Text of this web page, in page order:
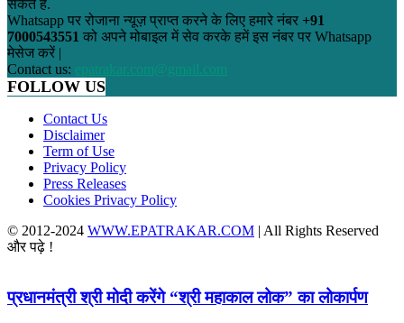
सकते है.
Whatsapp पर रोजाना न्यूज़ प्राप्त करने के लिए हमारे नंबर +91
7000543551 को अपने मोबाइल में सेव करके हमें इस नंबर पर Whatsapp
मेसेज करें |
Contact us: epatrakar.com@gmail.com
FOLLOW US
Contact Us
Disclaimer
Term of Use
Privacy Policy
Press Releases
Cookies Privacy Policy
© 2012-2024 WWW.EPATRAKAR.COM | All Rights Reserved
और पढ़े !
प्रधानमंत्री श्री मोदी करेंगे “श्री महाकाल लोक” का लोकार्पण